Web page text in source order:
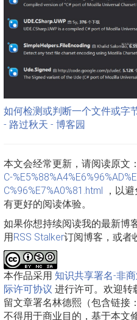
如何检测或判断一个文件或字
- 路过秋天 - 博客园
本文会经常更新，请阅读原文：
C-
C%96%E7%A0%81.html
，以
有更好的阅读体验。
如果你想持续阅读我的最新博
用 RSS Stalker订阅博客，或者
本作品采用 知识共享署名-非
际许可协议 进行许可。欢迎转
留文章署名林德熙（包含链接：
不得用于商业目的，基于本文